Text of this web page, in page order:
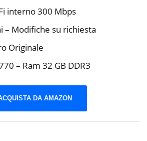
interno 300 Mbps
– Modifiche su richiesta
Originale
– Ram 32 GB DDR3
DA AMAZON